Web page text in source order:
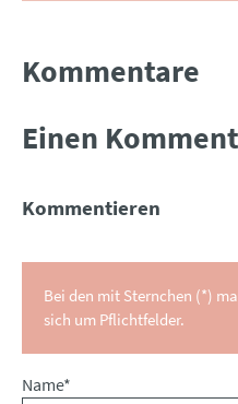
Kommentare
Einen
Kommentieren
Bei den mit Sternchen (*)
sich um Pflichtfelder.
Pflichtfeld
Name*